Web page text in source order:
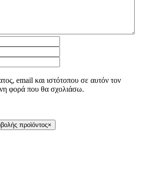
email και ιστότοπου σε αυτόν τον
φορά που θα σχολιάσω.
προϊόντος×